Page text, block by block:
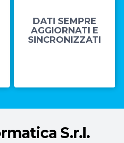
DATI SEMPRE
AGGIORNATI E
SINCRONIZZATI
S.r.l.